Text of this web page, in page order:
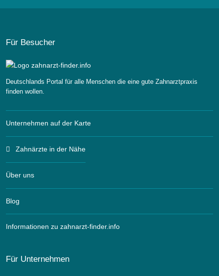
Für Besucher
Deutschlands Portal für alle Menschen die eine gute Zahnarztpraxis
finden wollen.
Unternehmen auf der Karte
Zahnärzte in der Nähe
Über uns
Blog
Informationen zu zahnarzt-finder.info
Für Unternehmen